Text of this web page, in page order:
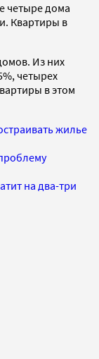
четыре дома
Квартиры в
Из них
четырех
в этом
жилье
на два-три